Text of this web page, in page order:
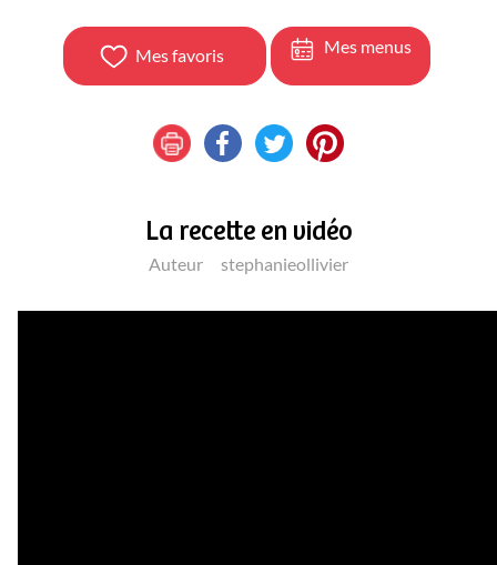
Mes favoris Mes menus
La recette en vidéo
Auteur stephanieollivier